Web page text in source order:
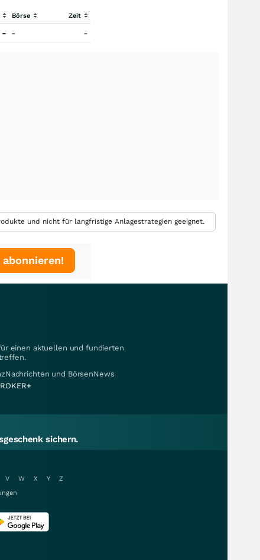
Börse Zeit
- - -
und nicht für langfristige Anlagestrategien geeignet.
einen aktuellen und fundierten
und BörsenNews
sichern.
V W X Y
Z